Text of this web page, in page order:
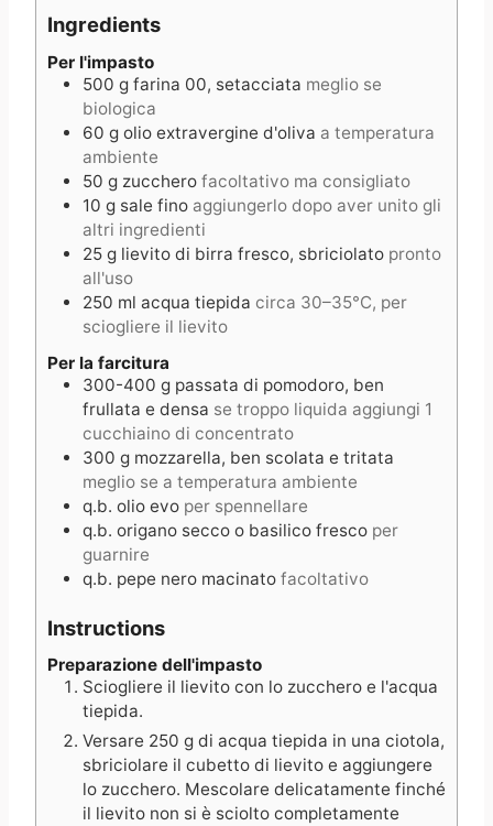
s
Ingredients
Per l'impasto
500 g farina 00, setacciata meglio se
biologica
60 g olio extravergine d'oliva a temperatura
ambiente
50 g zucchero facoltativo ma consigliato
10 g sale fino aggiungerlo dopo aver unito gli
altri ingredienti
25 g lievito di birra fresco, sbriciolato pronto
all'uso
250 ml acqua tiepida circa 30–35°C, per
sciogliere il lievito
Per la farcitura
300-400 g passata di pomodoro, ben
frullata e densa se troppo liquida aggiungi 1
cucchiaino di concentrato
300 g mozzarella, ben scolata e tritata
meglio se a temperatura ambiente
q.b. olio evo per spennellare
q.b. origano secco o basilico fresco per
guarnire
q.b. pepe nero macinato facoltativo
Instructions
Preparazione dell'impasto
Sciogliere il lievito con lo zucchero e l'acqua
tiepida.
Versare 250 g di acqua tiepida in una ciotola,
sbriciolare il cubetto di lievito e aggiungere
lo zucchero. Mescolare delicatamente finché
il lievito non si è sciolto completamente